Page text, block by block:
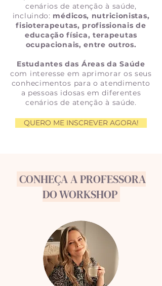
cenários de atenção à saúde,
incluindo: médicos, nutricionistas,
fisioterapeutas, profissionais de
educação física, terapeutas
ocupacionais, entre outros.
Estudantes das Áreas da Saúde
com interesse em aprimorar os seus
conhecimentos para o atendimento
a pessoas idosas em diferentes
cenários de atenção à saúde.
QUERO ME INSCREVER AGORA!
CONHEÇA A PROFESSORA
DO WORKSHOP